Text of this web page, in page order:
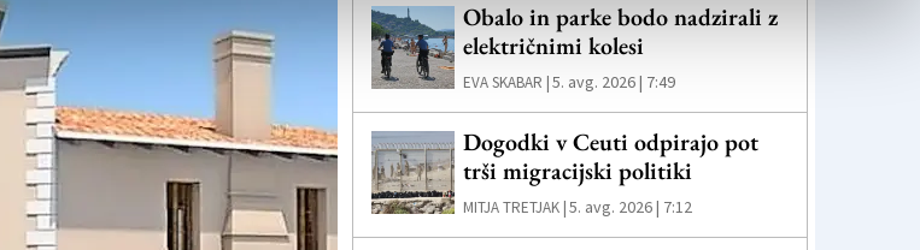
Obalo in parke bodo nadzirali z
električnimi kolesi
EVA SKABAR |5. avg. 2026 | 7:49
Dogodki v Ceuti odpirajo pot
trši migracijski politiki
MITJA TRETJAK |5. avg. 2026 | 7:12